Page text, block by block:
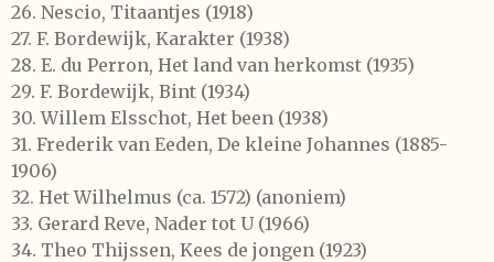
26. Nescio, Titaantjes (1918)
27. F. Bordewijk, Karakter (1938)
28. E. du Perron, Het land van herkomst (1935)
29. F. Bordewijk, Bint (1934)
30. Willem Elsschot, Het been (1938)
31. Frederik van Eeden, De kleine Johannes (1885-
1906)
32. Het Wilhelmus (ca. 1572) (anoniem)
33. Gerard Reve, Nader tot U (1966)
34. Theo Thijssen, Kees de jongen (1923)